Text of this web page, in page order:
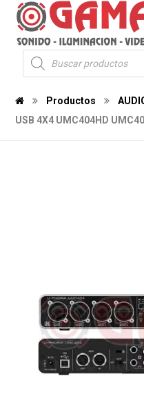
Productos
USB 4X4 UMC404HD